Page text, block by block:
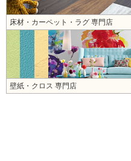
床材・カーペット・ラグ 専門店
壁紙・クロス 専門店